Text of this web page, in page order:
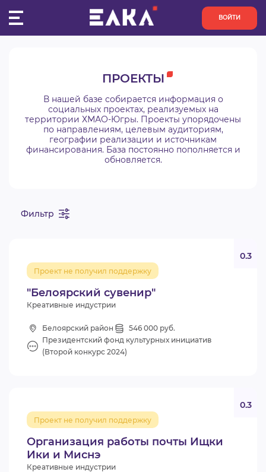
ВОЙТИ
КОНКУРСЫ
ОРГАНИЗАЦИИ
АКТИВИСТЫ
АНАЛИТИКА
ВИДЕОКУРСЫ
ВОЙТИ
ПРОЕКТЫ
В нашей базе собирается информация о
социальных проектах, реализуемых на
территории ХМАО-Югры. Проекты упорядочены
по направлениям, целевым аудиториям,
географии реализации и источникам
финансирования. База постоянно пополняется и
обновляется.
Фильтр
"Белоярский сувенир"
Проект не получил поддержку
0.3
Креативные индустрии
Белоярский район
546 000 руб.
Президентский фонд культурных инициатив
(Второй конкурс 2024)
Организация работы почты Ищки
Ики и Миснэ
Проект не получил поддержку
0.3
Креативные индустрии